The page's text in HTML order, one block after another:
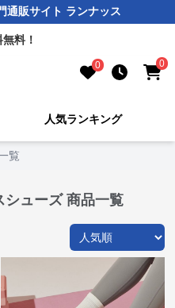
通販サイト ランナッス
料！
0 0
人気ランキング
覧
シューズ 商品一覧